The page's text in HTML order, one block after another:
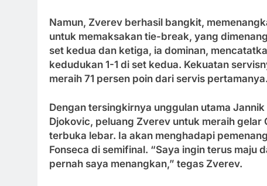
Namun, Zverev berhasil bangkit,
untuk memaksakan tie-break, yang
set kedua dan ketiga, ia dominan,
kedudukan 1-1 di set kedua. Kekuatan
meraih 71 persen poin dari servis pertamanya.
Dengan tersingkirnya unggulan utama
Djokovic, peluang Zverev untuk meraih gelar
terbuka lebar. Ia akan menghadapi
Fonseca di semifinal. “Saya ingin terus maju
pernah saya menangkan,” tegas Zverev.